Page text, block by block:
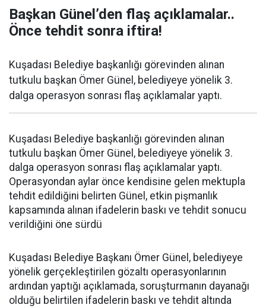
Başkan Günel’den flaş açıklamalar..
Önce tehdit sonra iftira!
Kuşadası Belediye başkanlığı görevinden alınan
tutkulu başkan Ömer Günel, belediyeye yönelik 3.
dalga operasyon sonrası flaş açıklamalar yaptı.
Kuşadası Belediye başkanlığı görevinden alınan
tutkulu başkan Ömer Günel, belediyeye yönelik 3.
dalga operasyon sonrası flaş açıklamalar yaptı.
Operasyondan aylar önce kendisine gelen mektupla
tehdit edildiğini belirten Günel, etkin pişmanlık
kapsamında alınan ifadelerin baskı ve tehdit sonucu
verildiğini öne sürdü
Kuşadası Belediye Başkanı Ömer Günel, belediyeye
yönelik gerçekleştirilen gözaltı operasyonlarının
ardından yaptığı açıklamada, soruşturmanın dayanağı
olduğu belirtilen ifadelerin baskı ve tehdit altında